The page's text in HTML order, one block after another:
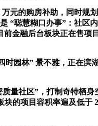
的购房补助，同时规
“聪慧糊口办事”：社
金融后台板块正在售
园林” 景不雅，正在滨
社区”，打制奇特栖身
的项目容积率遍及低